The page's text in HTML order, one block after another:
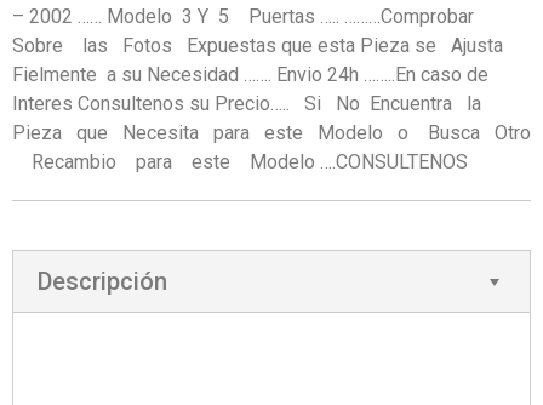
– 2002 …… Modelo 3 Y 5 Puertas ….. ………Comprobar
Sobre las Fotos Expuestas que esta Pieza se Ajusta
Fielmente a su Necesidad ……. Envio 24h ……..En caso de
Interes Consultenos su Precio….. Si No Encuentra la
Pieza que Necesita para este Modelo o Busca Otro
Recambio para este Modelo ….CONSULTENOS
Descripción